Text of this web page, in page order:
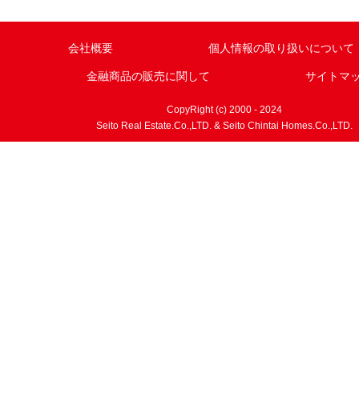
会社概要 個人情報の取り扱いについて
金融商品の販売に関して サイトマ
CopyRight (c) 2000 - 2024
Seito Real Estate.Co.,LTD. & Seito Chintai Homes.Co.,LTD.